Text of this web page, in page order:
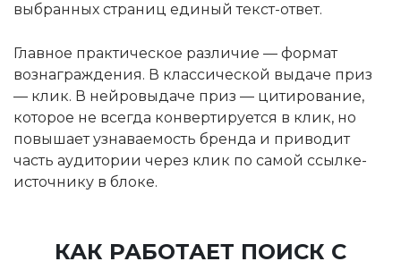
выбранных страниц единый текст-ответ.
Главное практическое различие — формат
вознаграждения. В классической выдаче приз
— клик. В нейровыдаче приз — цитирование,
которое не всегда конвертируется в клик, но
повышает узнаваемость бренда и приводит
часть аудитории через клик по самой ссылке-
источнику в блоке.
КАК РАБОТАЕТ ПОИСК С